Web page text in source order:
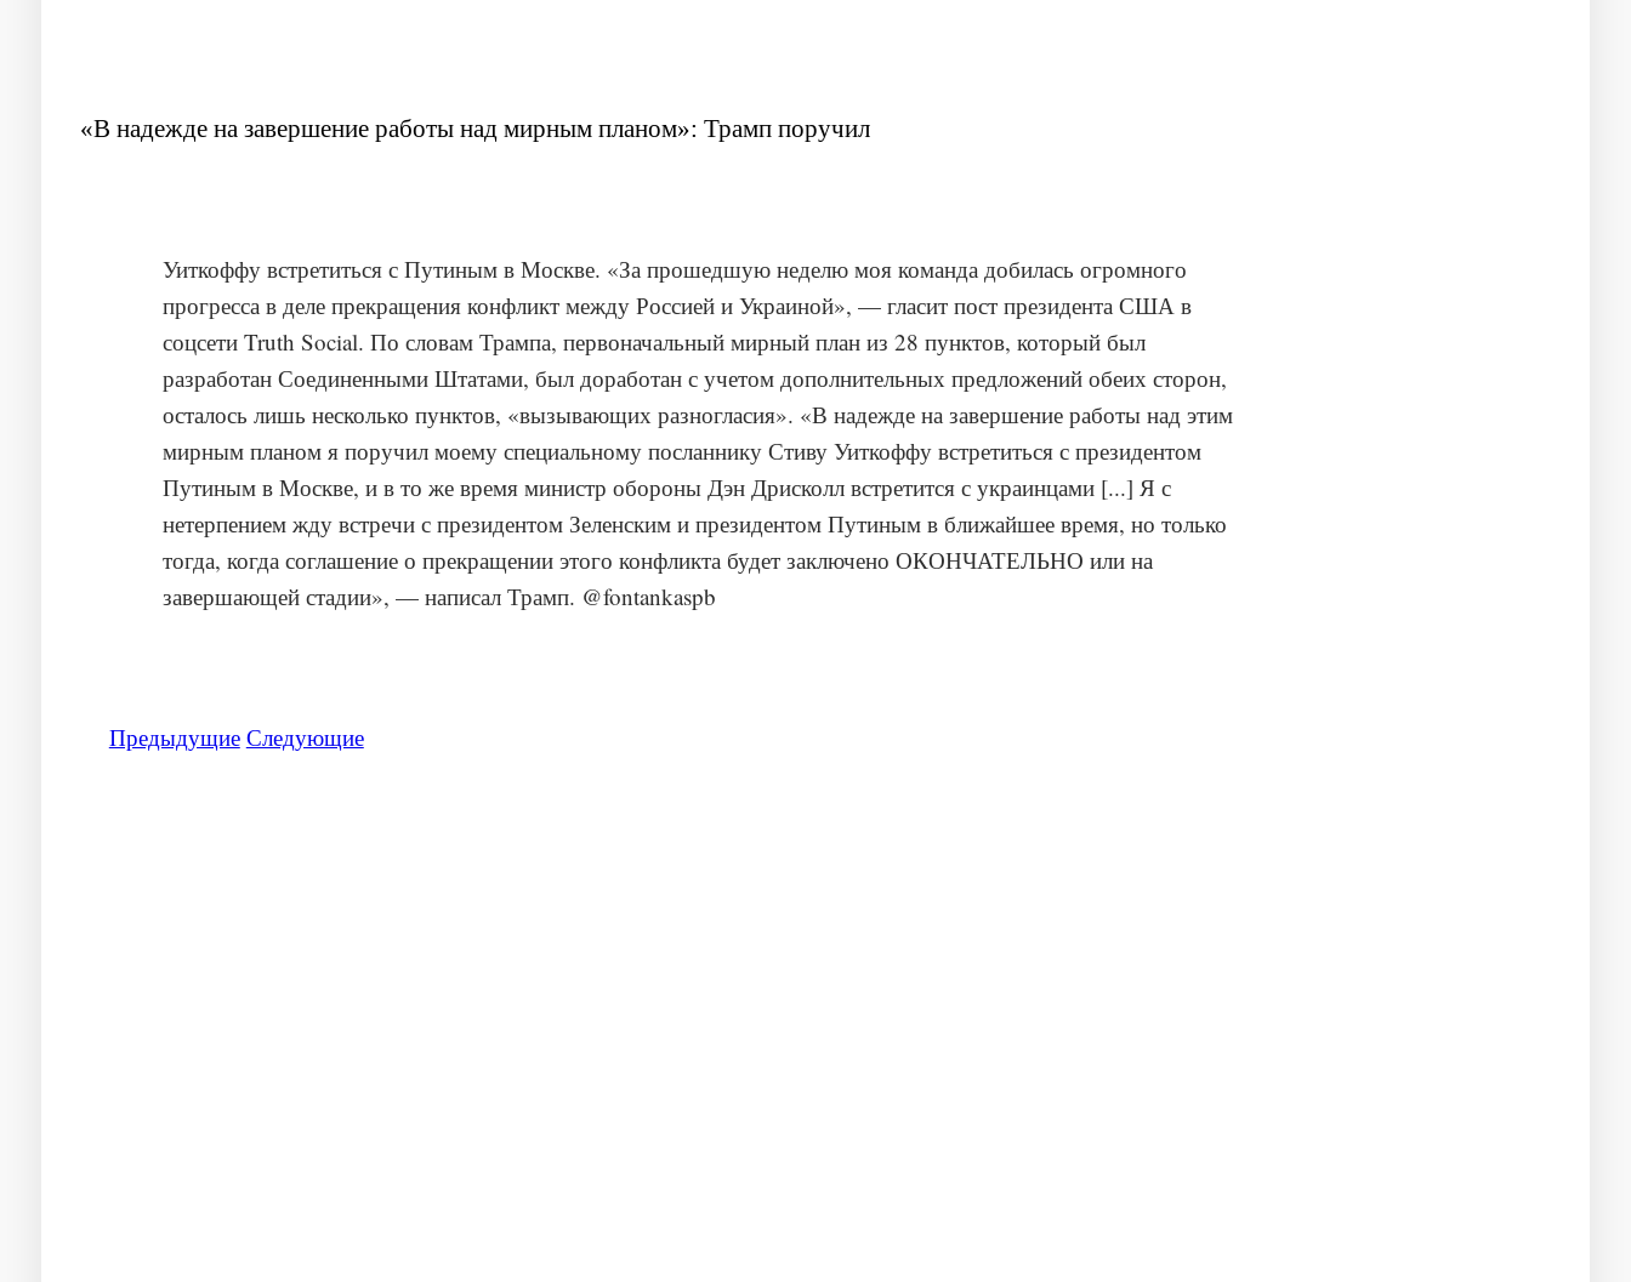
«В надежде на завершение работы над мирным планом»: Трамп поручил
Уиткоффу встретиться с Путиным в Москве. «За прошедшую неделю моя команда добилась огромного
прогресса в деле прекращения конфликт между Россией и Украиной», — гласит пост президента США в
соцсети Truth Social. По словам Трампа, первоначальный мирный план из 28 пунктов, который был
разработан Соединенными Штатами, был доработан с учетом дополнительных предложений обеих сторон,
осталось лишь несколько пунктов, «вызывающих разногласия». «В надежде на завершение работы над этим
мирным планом я поручил моему специальному посланнику Стиву Уиткоффу встретиться с президентом
Путиным в Москве, и в то же время министр обороны Дэн Дрисколл встретится с украинцами [...] Я с
нетерпением жду встречи с президентом Зеленским и президентом Путиным в ближайшее время, но только
тогда, когда соглашение о прекращении этого конфликта будет заключено ОКОНЧАТЕЛЬНО или на
Предыдущие Следующие